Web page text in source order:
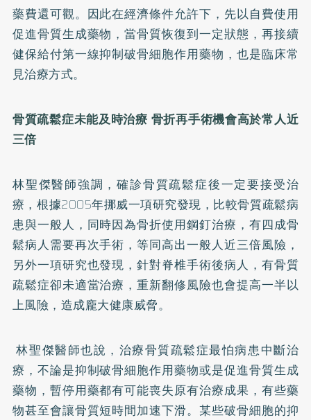
藥費還可觀。因此在經濟條件允許下，先以自費使用
促進骨質生成藥物，當骨質恢復到一定狀態，再接續
健保給付第一線抑制破骨細胞作用藥物，也是臨床常
見治療方式。
骨質疏鬆症未能及時治療 骨折再手術機會高於常人近
三倍
林聖傑醫師強調，確診骨質疏鬆症後一定要接受治
療，根據2005年挪威一項研究發現，比較骨質疏鬆病
患與一般人，同時因為骨折使用鋼釘治療，有四成骨
鬆病人需要再次手術，等同高出一般人近三倍風險，
另外一項研究也發現，針對脊椎手術後病人，有骨質
疏鬆症卻未適當治療，重新翻修風險也會提高一半以
上風險，造成龐大健康威脅。
林聖傑醫師也說，治療骨質疏鬆症最怕病患中斷治
療，不論是抑制破骨細胞作用藥物或是促進骨質生成
藥物，暫停用藥都有可能喪失原有治療成果，有些藥
物甚至會讓骨質短時間加速下滑。某些破骨細胞的抑